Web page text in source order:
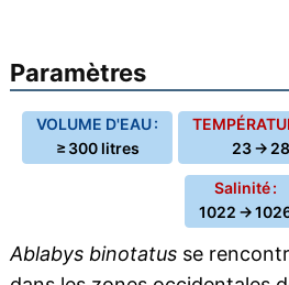
Paramètres
VOLUME D'EAU :
≥ 300 litres
23 → 28
Salinité :
1022 →
Ablabys binotatusse